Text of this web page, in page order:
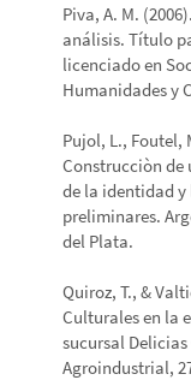
Piva, A. M.
análisis. Título
licenciado en
Humanidades y
Pujol, L., Foutel,
Construcciòn de
de la identidad
preliminares.
del Plata.
Quiroz, T., &
Culturales en la
sucursal
Agroindustrial,